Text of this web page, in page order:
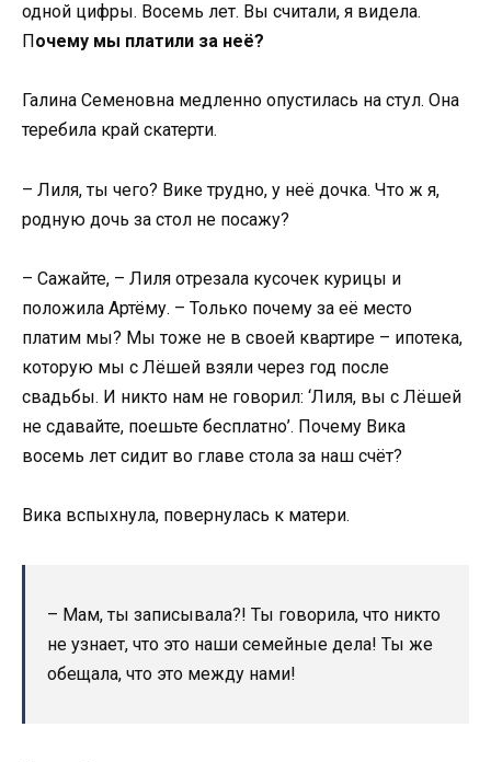
одной цифры. Восемь лет. Вы считали, я видела.
П очему мы платили за неё?
Галина Семеновна медленно опустилась на стул. Она
теребила край скатерти.
– Лиля, ты чего? Вике трудно, у неё дочка. Что ж я,
родную дочь за стол не посажу?
– Сажайте, – Лиля отрезала кусочек курицы и
положила Артёму. – Только почему за её место
платим мы? Мы тоже не в своей квартире – ипотека,
которую мы с Лёшей взяли через год после
свадьбы. И никто нам не говорил: ‘Лиля, вы с Лёшей
не сдавайте, поешьте бесплатно’. Почему Вика
восемь лет сидит во главе стола за наш счёт?
Вика вспыхнула, повернулась к матери.
– Мам, ты записывала?! Ты говорила, что никто
не узнает, что это наши семейные дела! Ты же
обещала, что это между нами!